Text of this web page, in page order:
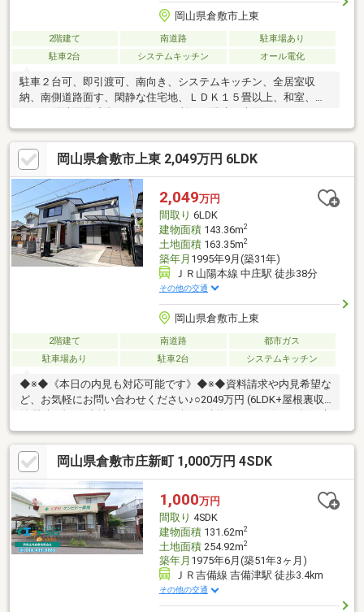
岡山県倉敷市上東
2階建て 南道路
駐車場あり
駐車2台
システムキッチン オール電化
駐車２台可、即引渡可、南向き、システムキッチン、全居室収
納、南側道路面す、閑静な住宅地、ＬＤＫ１５畳以上、和室、シ
床下収納、浴室に窓、ＩＨクッキングヒーター、小学校 徒歩10分
以内、平坦地
岡山県倉敷市上東 2,049万円 6LDK
2,049万円
間取り 6LDK
建物面積143.36m2
土地面積163.35m2
築年月 1995年9月(築31年)
ＪＲ山陽本線 中庄駅 徒歩38分
その他の交通
岡山県倉敷市上東
2階建て 南道路
都市ガス
駐車場あり
駐車2台 システムキッチン
◆※◆《本日の内見も対応可能です》◆※◆資料請求や内見希望な
ど、お気軽にお問い合わせください♪○2049万円 (6LDK+屋根裏収
納 駐車2台可) 土地 163.35㎡(49.41坪)、建物 143.36㎡(43.36坪)○庄
小学校、庄中学校エリア☆☆☆過去リフォーム(平成28年月不
詳)☆☆☆・外壁塗装■住宅ローン、資金計画もお気軽にご相談く
ださい♪■いつでも内見可能です。お気軽にお問い合わせください
♪
岡山県倉敷市庄新町 1,000万円 4SDK
1,000万円
間取り 4SDK
建物面積131.62m2
土地面積254.92m2
築年月 1975年6月(築51年3ヶ月)
ＪＲ吉備線 吉備津駅 徒歩3.4km
その他の交通